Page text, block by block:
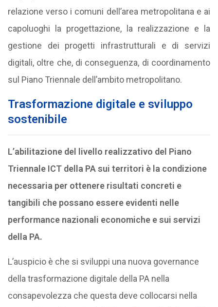
relazione verso i comuni dell’area metropolitana e ai
capoluoghi la progettazione, la realizzazione e la
gestione dei progetti infrastrutturali e di servizi
digitali, oltre che, di conseguenza, di coordinamento
sul Piano Triennale dell’ambito metropolitano.
Trasformazione digitale e sviluppo
sostenibile
L’abilitazione del livello realizzativo del Piano
Triennale ICT della PA sui territori è la condizione
necessaria per ottenere risultati concreti e
tangibili che possano essere evidenti nelle
performance nazionali economiche e sui servizi
della PA.
L’auspicio è che si sviluppi una nuova governance
della trasformazione digitale della PA nella
consapevolezza che questa deve collocarsi nella